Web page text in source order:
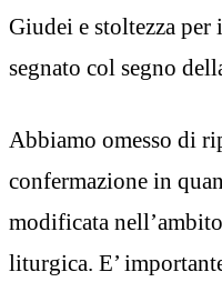
Giudei e stoltezza
segnato col segno
Abbiamo omesso di
confermazione in
modificata
liturgica. E’